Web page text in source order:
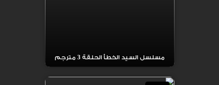
مسلسل السيد الخطأ الحلقة 3 مترجم